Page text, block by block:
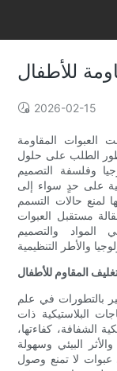
للأطفال
2026-02-15
العبوات المقاومة
الطلب على حلول
وفلسفة التصميم
على حدٍ سواء إلى
لمنع حالات التسمم
مستقبل العبوات
المواد والتصميم
المقاوم للأطفال
بالتطورات في علم
البلاستيكية ذات
الشفافة، كفاءتها،
البيئي وسهولة
عبوات لا تمنع وصول